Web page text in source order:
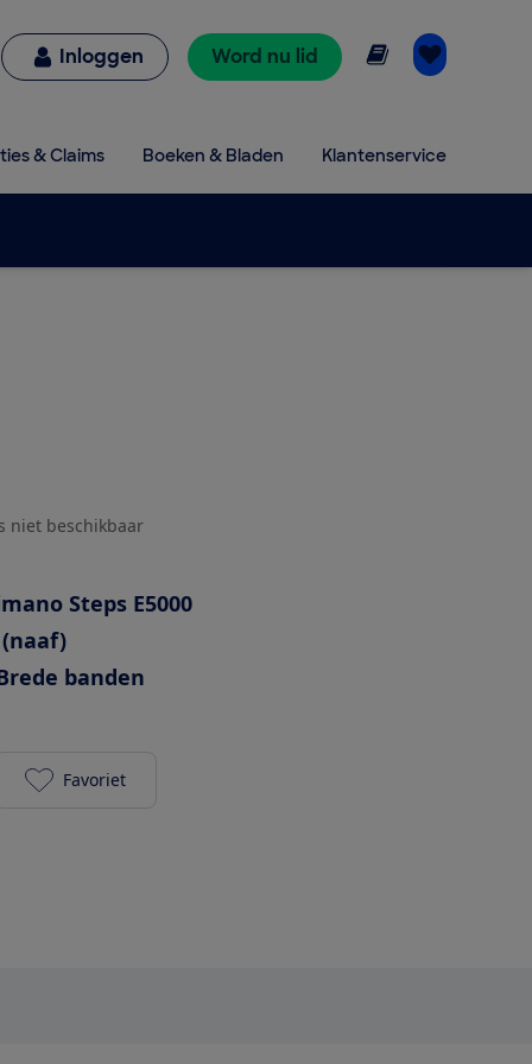
Inloggen Word nu lid Online lezen
& Claims Boeken & Bladen Klantenservice
niet beschikbaar
Steps E5000
banden
Union E-Lane 504Wh toevoegen aan je favorieten
Favoriet